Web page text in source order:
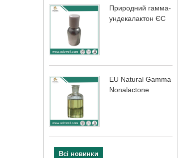
Природний гамма-
ундекалактон ЄС
EU Natural Gamma
Nonalactone
Всі новинки